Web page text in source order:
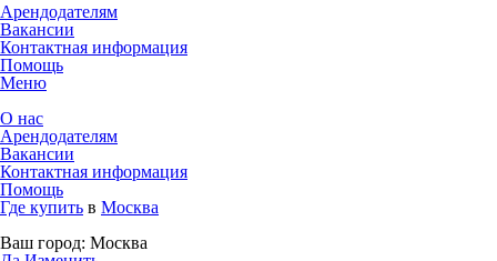
Арендодателям
Вакансии
Контактная информация
Помощь
Меню
О нас
Арендодателям
Вакансии
Контактная информация
Помощь
Где купить в Москва
Ваш город: Москва